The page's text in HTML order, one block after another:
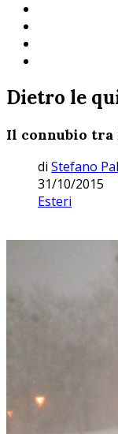
Dietro le
Il connubio tra
di Stefano
31/10/2015
Esteri